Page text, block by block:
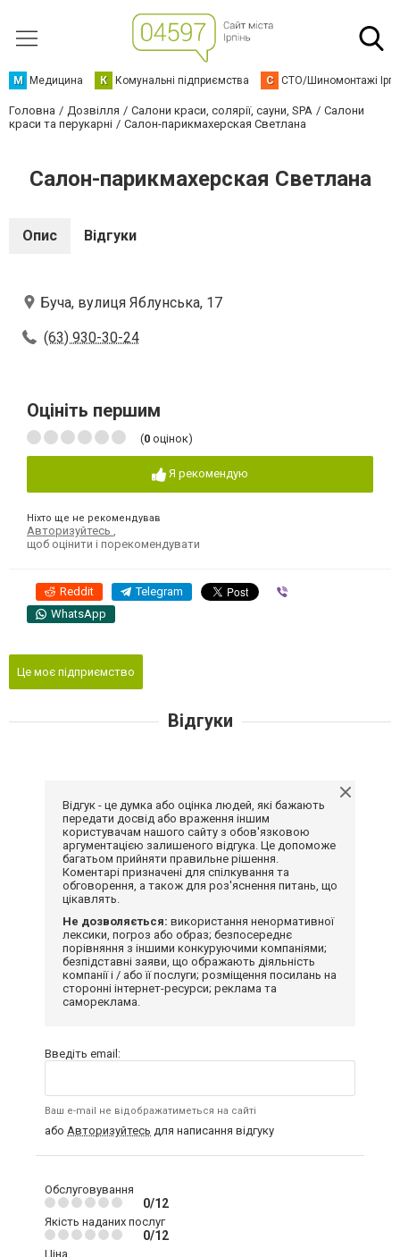
М Медицина К Комунальні підприємства С СТО/Шиномонтажі
Головна Дозвілля Салони краси, солярії, сауни, SPA
Салони
краси та перукарні
Салон-парикмахерская Светлана
Салон-парикмахерская Светлана
Опис Відгуки
Буча, вулиця Яблунська, 17
(63) 930-30-24
Оцініть першим
(0 оцінок)
Я рекомендую
Ніхто ще не рекомендував
Авторизуйтесь
щоб оцінити і порекомендувати
Reddit Telegram
WhatsApp
Це моє підприємство
Відгуки
Відгук - це думка або оцінка людей, які бажають
передати досвід або враження іншим
користувачам нашого сайту з обов'язковою
аргументацією залишеного відгука. Це допоможе
багатьом прийняти правильне рішення.
Коментарі призначені для спілкування та
обговорення, а також для роз'яснення питань, що
цікавлять.
Не дозволяється: використання ненормативної
лексики, погроз або образ; безпосереднє
порівняння з іншими конкуруючими компаніями;
безпідставні заяви, що ображають діяльність
компанії і / або її послуги; розміщення посилань на
сторонні інтернет-ресурси; реклама та
самореклама.
Введіть email:
Ваш e-mail не відображатиметься на сайті
або Авторизуйтесь для написання відгуку
Обслуговування
0/12
Якість наданих послуг
0/12
Ціна